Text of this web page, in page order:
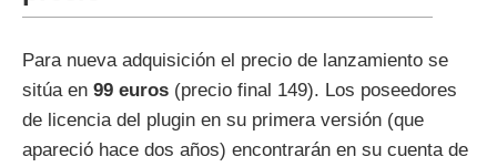
Para nueva adquisición el precio de lanzamiento se
sitúa en 99 euros (precio final 149). Los poseedores
de licencia del plugin en su primera versión (que
apareció hace dos años) encontrarán en su cuenta de